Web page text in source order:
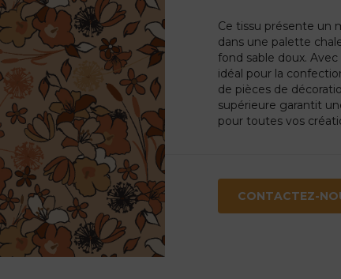
Ce tissu présente un
dans une palette
fond sable doux.
idéal pour la
de pièces de
supérieure garantit
pour toutes vos
CONTACTEZ-